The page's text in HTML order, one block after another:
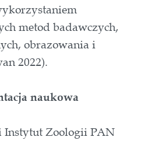
metod badawczych,
obrazowania i
2022).
naukowa
Instytut Zoologii PAN